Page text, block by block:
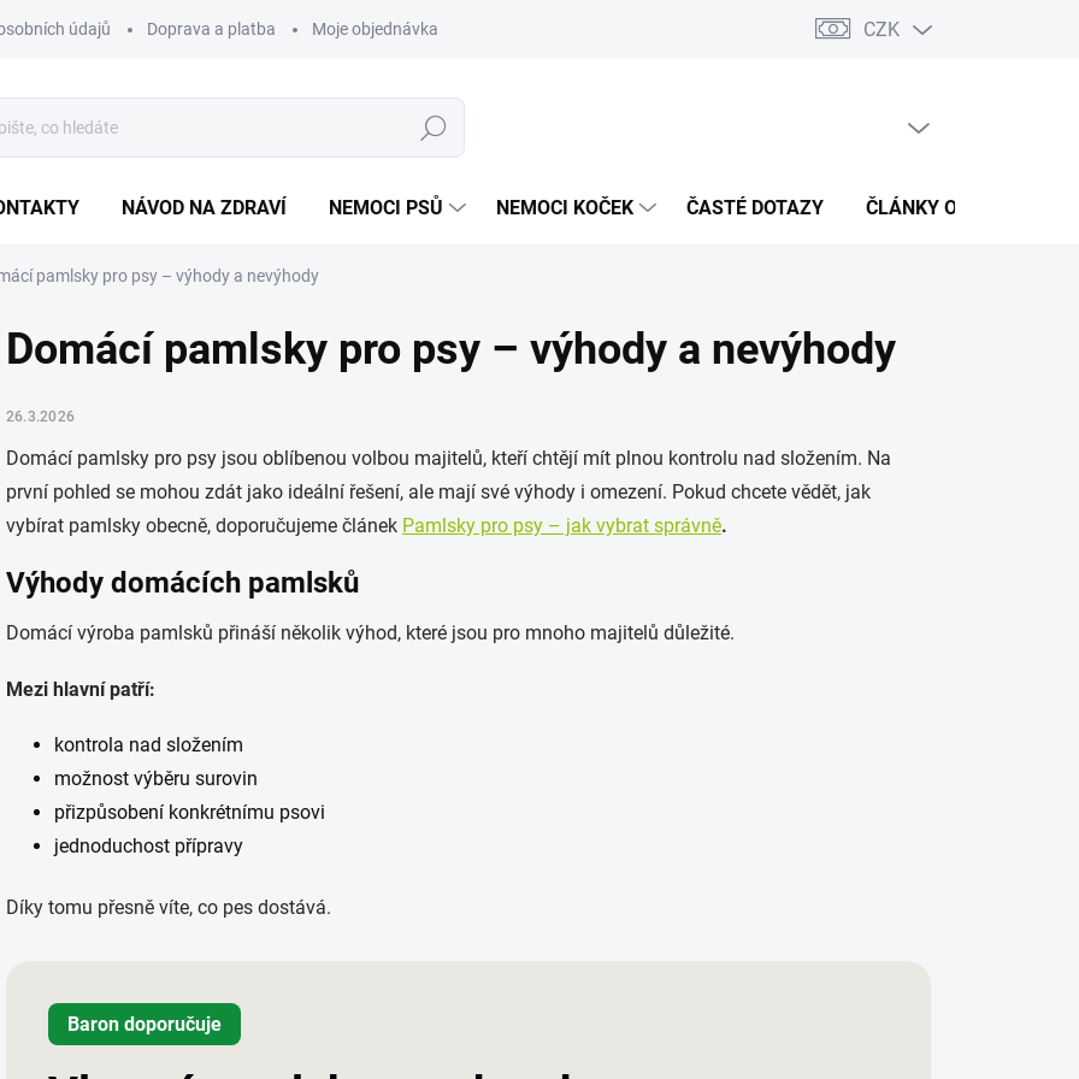
údajů Doprava a platba Moje objednávka CZK
Hledat
NÁVOD NA ZDRAVÍ NEMOCI PSŮ NEMOCI KOČEK ČASTÉ DOTAZY ČLÁNKY O ZDRAVÍ
pamlsky pro psy – výhody a nevýhody
Domácí pamlsky pro psy – výhody a nevýhody
26.3.2026
Domácí pamlsky pro psy jsou oblíbenou volbou majitelů, kteří chtějí mít plnou kontrolu nad složením. Na
první pohled se mohou zdát jako ideální řešení, ale mají své výhody i omezení. Pokud chcete vědět, jak
vybírat pamlsky obecně, doporučujeme článek Pamlsky pro psy – jak vybrat správně.
Výhody domácích pamlsků
Domácí výroba pamlsků přináší několik výhod, které jsou pro mnoho majitelů důležité.
Mezi hlavní patří:
kontrola nad složením
možnost výběru surovin
přizpůsobení konkrétnímu psovi
jednoduchost přípravy
Díky tomu přesně víte, co pes dostává.
Baron doporučuje